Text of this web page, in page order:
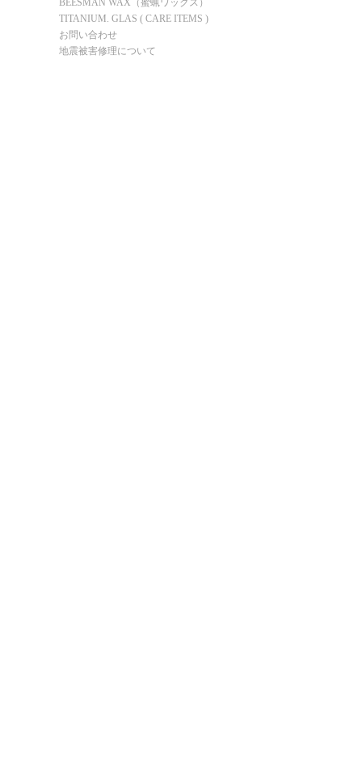
BEESMAN WAX（蜜蝋ワックス）
TITANIUM. GLAS ( CARE ITEMS )
お問い合わせ
地震被害修理について